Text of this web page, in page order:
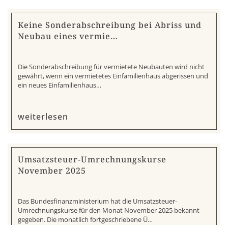
Keine Sonderabschreibung bei Abriss und
Neubau eines vermie…
Die Sonderabschreibung für vermietete Neubauten wird nicht
gewährt, wenn ein vermietetes Einfamilienhaus abgerissen und
ein neues Einfamilienhaus…
weiterlesen
Umsatzsteuer-Umrechnungskurse
November 2025
Das Bundesfinanzministerium hat die Umsatzsteuer-
Umrechnungskurse für den Monat November 2025 bekannt
gegeben. Die monatlich fortgeschriebene Ü…